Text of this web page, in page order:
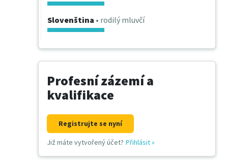
Slovenština • rodilý mluvčí
Profesní zázemí a
kvalifikace
Registrujte se nyní
Již máte vytvořený účet? Přihlásit»